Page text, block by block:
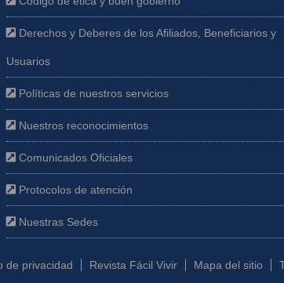
Derechos y Deberes de los Afiliados, Beneficiarios y
Usuarios
Políticas de nuestros servicios
Nuestros reconocimientos
Comunicados Oficiales
Protocolos de atención
Nuestras Sedes
de privacidad Revista Fácil Vivir Mapa del sitio